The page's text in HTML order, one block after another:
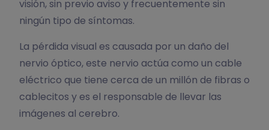
visión, sin previo aviso y frecuentemente sin
ningún tipo de síntomas.
La pérdida visual es causada por un daño del
nervio óptico, este nervio actúa como un cable
eléctrico que tiene cerca de un millón de fibras o
cablecitos y es el responsable de llevar las
imágenes al cerebro.